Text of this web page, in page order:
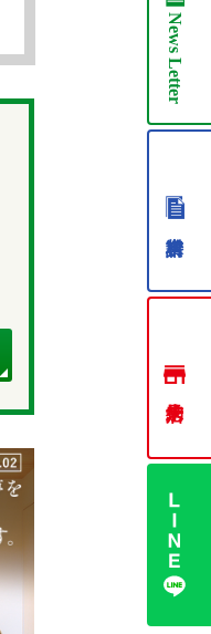
News
Letter